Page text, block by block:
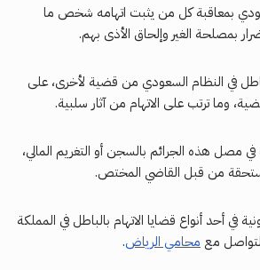
بمعاقبة كل من يثبت اتهامه شخص ما
بمصلحة الغير وإلحاق الأذى بهم.
في النظام السعودي من قضية لأخرى، على
وما ترتب على الاتهام من آثار سلبية.
في مصل هذه الجرائم بالسجن أو التغريم المالي،
من قبل القاضي المختص.
في أحد أنواع قضايا الاتهام بالباطل في المملكة
مع محامي الرياض.